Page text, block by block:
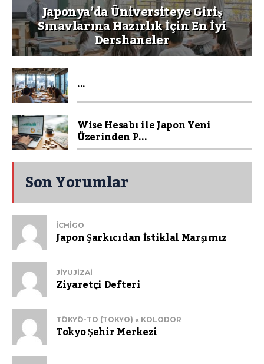
Japonya’da Üniversiteye Giriş
Sınavlarına Hazırlık İçin En İyi
Dershaneler
...
Wise Hesabı ile Japon Yeni
Üzerinden P...
Son Yorumlar
ICHIGO
Japon Şarkıcıdan İstiklal Marşımız
JIYUJIZAI
Ziyaretçi Defteri
TŌKYŌ-TO (TOKYO) « KOLODOR
Tokyo Şehir Merkezi